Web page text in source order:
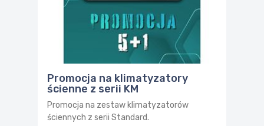
Promocja na klimatyzatory
ścienne z serii KM
Promocja na zestaw klimatyzatorów
ściennych z serii Standard.